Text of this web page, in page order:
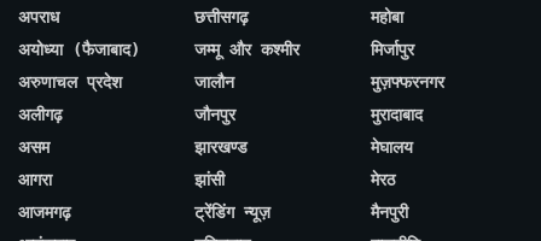
अपराध
अयोध्या (फैजाबाद)
अरुणाचल प्रदेश
अलीगढ़
असम
आगरा
आजमगढ़
छत्तीसगढ़
जम्मू और कश्मीर
जालौन
जौनपुर
झारखण्ड
झांसी
ट्रेंडिंग न्यूज़
महोबा
मिर्जापुर
मुज़फ्फरनगर
मुरादाबाद
मेघालय
मेरठ
मैनपुरी